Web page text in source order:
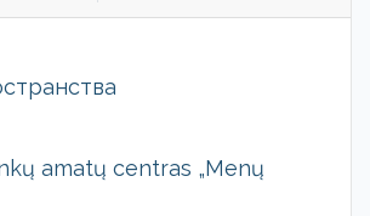
amatų centras „Menų